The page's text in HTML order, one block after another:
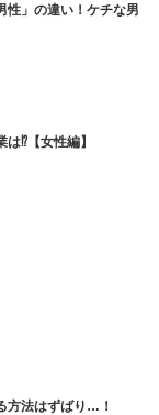
性」の違い！ケチな男
⁉【女性編】
方法はずばり…！